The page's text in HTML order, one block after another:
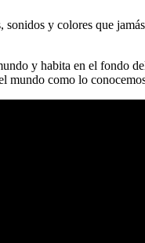
y colores que
y habita en el fondo
mundo como lo